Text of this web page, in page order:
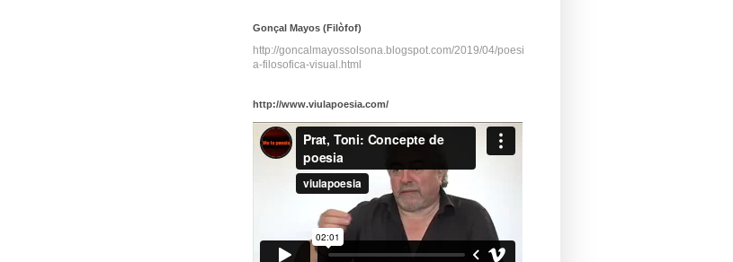
Gonçal Mayos (Filòfof)
http://goncalmayossolsona.blogspot.com/2019/04/poesi
a-filosofica-visual.html
http://www.viulapoesia.com/